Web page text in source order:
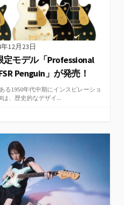
年12月23日
モデル「Professional
Penguin」が発売！
る1950年代中期にインスピレーショ
は、歴史的なデザイ...